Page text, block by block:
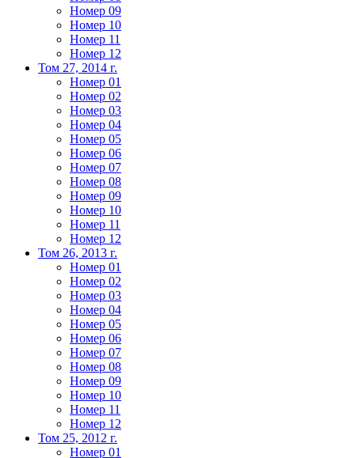
Номер 09
Номер 10
Номер 11
Номер 12
Том 27, 2014 г.
Номер 01
Номер 02
Номер 03
Номер 04
Номер 05
Номер 06
Номер 07
Номер 08
Номер 09
Номер 10
Номер 11
Номер 12
Том 26, 2013 г.
Номер 01
Номер 02
Номер 03
Номер 04
Номер 05
Номер 06
Номер 07
Номер 08
Номер 09
Номер 10
Номер 11
Номер 12
Том 25, 2012 г.
Номер 01